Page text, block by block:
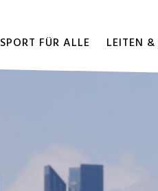
SPORT FÜR ALLE LEITEN